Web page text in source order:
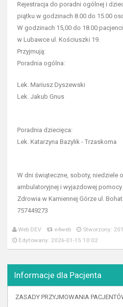
Rejestracja do poradni ogólnej i
piątku w godzinach 8.00 do 15.00
W godzinach 15,00 do 18.00
w Lubawce ul. Kościuszki 19.
Przyjmują:
Poradnia ogólna:
Lek. Mariusz Dyszewski
Lek. Jakub Gnus
Poradnia dziecięca:
Lek. Katarzyna Bazylik - Trzaskoma
W dni świąteczne, soboty, niedziele
ambulatoryjnej i wyjazdowej
Zdrowia w Kamiennej Górze ul.
757449273
Web DEV e4web
Stworzony:
Edytowany: 2026-01-15 10:02
Informacje dla Pacjenta
ZASADY PRZYJMOWANIA